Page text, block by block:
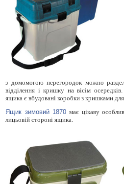
з домомогою перегородок можно
відділення і кришку на вісім
ящика є вбудовані коробки з кришками
Ящик зимовий 1870 має цікаву
лицьовій стороні ящика.